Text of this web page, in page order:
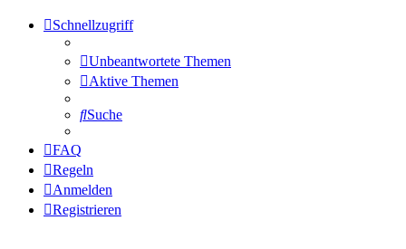
Schnellzugriff
Unbeantwortete Themen
Aktive Themen
Suche
FAQ
Regeln
Anmelden
Registrieren